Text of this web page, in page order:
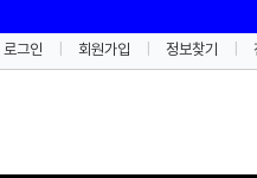
로그인 회원가입 정보찾기